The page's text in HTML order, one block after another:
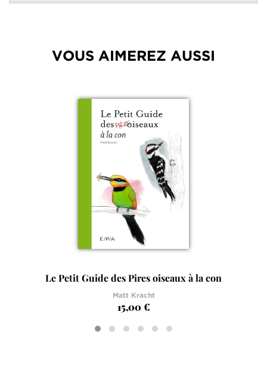
VOUS AIMEREZ AUSSI
Le Petit Guide des Pires oiseaux à la con
Matt Kracht
15,00 €